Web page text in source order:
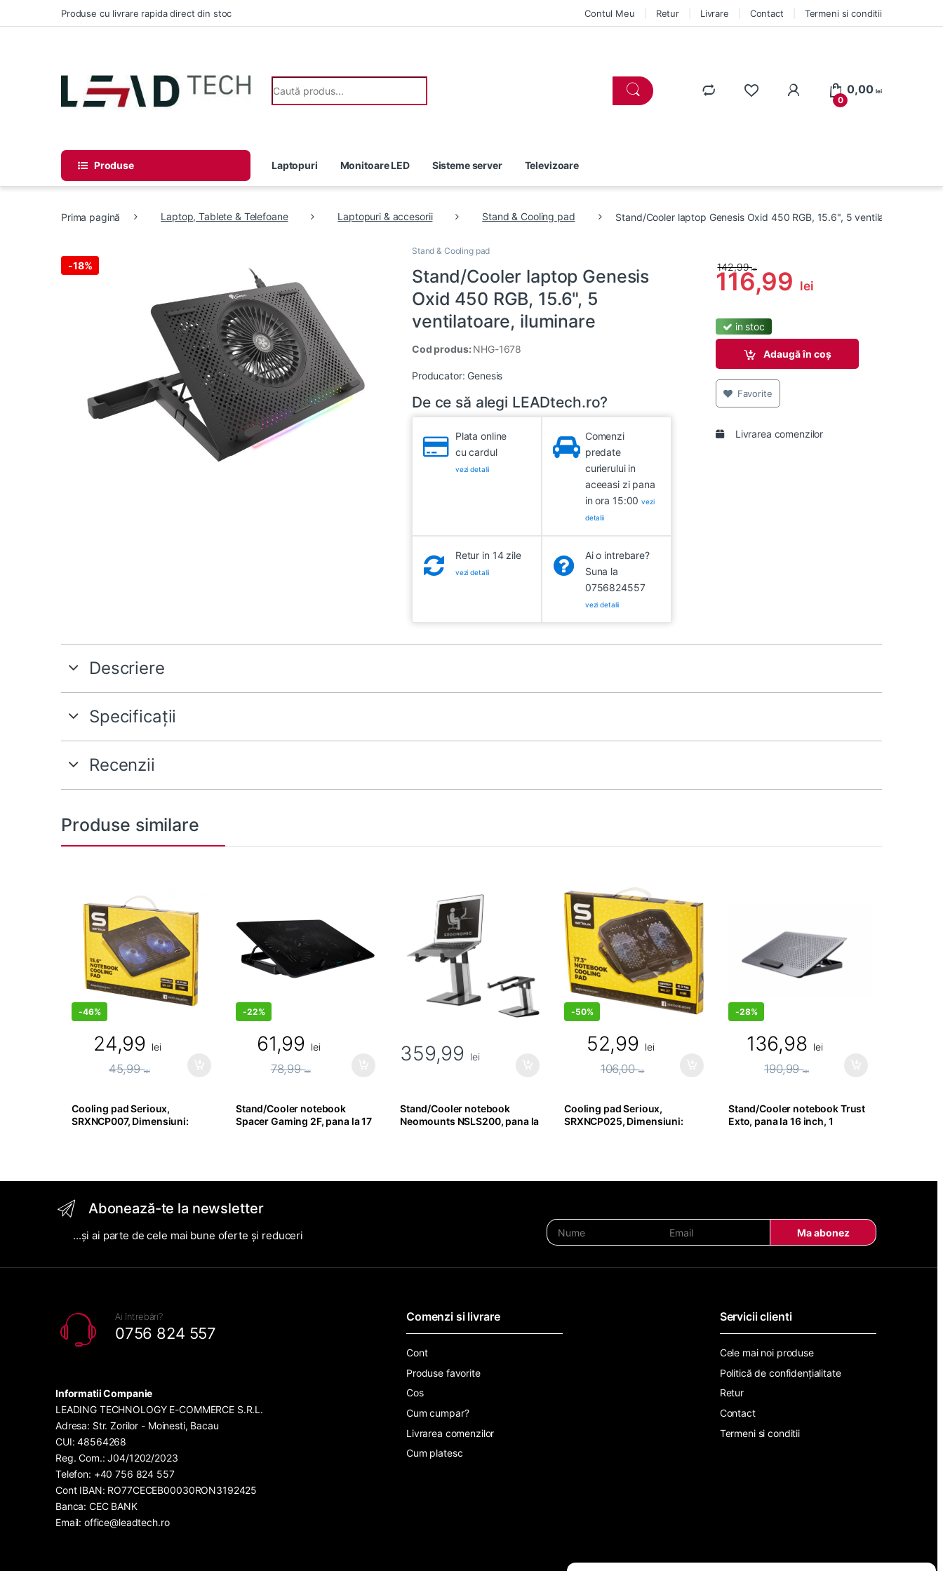
Skip to navigation
Skip to contentProduse cu livrare rapida direct din stoc Contul Meu Retur Livrare Contact Termeni si conditii
Search for:
0
0,00lei
Produse Laptopuri Monitoare LED Sisteme server Televizoare
Prima pagină Laptop, Tablete & Telefoane Laptopuri & accesorii Stand & Cooling pad Stand/Cooler laptop Genesis Oxid 450 RGB, 15.6", 5 ventilatoare,
-18%
Stand & Cooling pad
Stand/Cooler laptop Genesis
Oxid 450 RGB, 15.6", 5
ventilatoare, iluminare
Cod produs: NHG-1678
Producator: Genesis
De ce să alegi LEADtech.ro?
Plata online
cu cardul
vezi detalii
Comenzi
predate
curierului in
aceeasi zi pana
in ora 15:00vezi
detalii
Retur in 14 zile
vezi detalii
Ai o intrebare?
Suna la
0756824557
vezi detalii
116,99 lei
142,99lei
in stoc
Adaugă în coș
Favorite
Livrarea comenzilor
Descriere
Specificații
Recenzii
Produse similare
Cooling pad Serioux,
SRXNCP007, Dimensiuni:
-46%
24,99 lei
45,99lei
Stand/Cooler notebook
Spacer Gaming 2F, pana la 17
-22%
61,99 lei
78,99lei
Stand/Cooler notebook
Neomounts NSLS200, pana la
359,99 lei
Cooling pad Serioux,
SRXNCP025, Dimensiuni:
-50%
52,99 lei
106,00lei
Stand/Cooler notebook Trust
Exto, pana la 16 inch, 1
-28%
136,98 lei
190,99lei
Abonează-te la newsletter
...și ai parte de cele mai bune oferte și reduceri
a
Ma abonez
Ai întrebări?
0756 824 557
Informatii Companie
LEADING TECHNOLOGY E-COMMERCE S.R.L.
Adresa: Str. Zorilor - Moinesti, Bacau
CUI: 48564268
Reg. Com.: J04/1202/2023
Telefon: +40 756 824 557
Cont IBAN: RO77CECEB00030RON3192425
Banca: CEC BANK
Email: office@leadtech.ro
Comenzi si livrare
Cont
Produse favorite
Cos
Cum cumpar?
Livrarea comenzilor
Cum platesc
Servicii clienti
Cele mai noi produse
Politică de confidențialitate
Retur
Contact
Termeni si conditii